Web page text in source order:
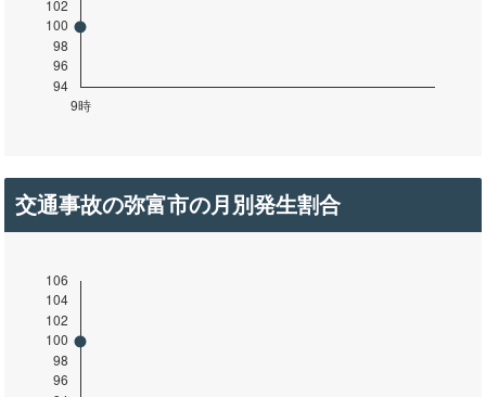
交通事故の弥富市の月別発生割合